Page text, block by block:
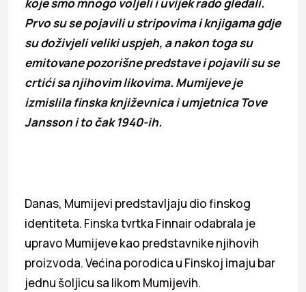
Prvo su se pojavili u stripovima i knjigama gdje
su doživjeli veliki uspjeh, a nakon toga su
emitovane pozorišne predstave i pojavili su se
crtići sa njihovim likovima. Mumijeve je
izmislila finska književnica i umjetnica Tove
Jansson i to čak 1940-ih.
Danas, Mumijevi predstavljaju dio finskog
identiteta. Finska tvrtka Finnair odabrala je
upravo Mumijeve kao predstavnike njihovih
proizvoda. Većina porodica u Finskoj imaju bar
jednu šoljicu sa likom Mumijevih.